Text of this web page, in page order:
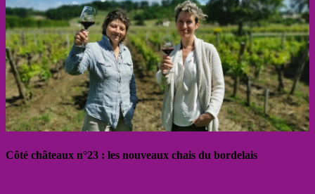
Côté châteaux n°23 : les nouveaux chais du bordelais